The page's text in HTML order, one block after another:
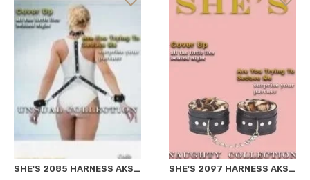
SHE'S 2085 HARNESS AKSESUAR SIYAH STANDART SHE'S 2097 HARNESS AKSESUAR LEOPAR STANDART